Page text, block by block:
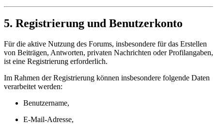
5. Registrierung und Benutzerkonto
Für die aktive Nutzung des Forums, insbesondere für das Erstellen
von Beiträgen, Antworten, privaten Nachrichten oder Profilangaben,
ist eine Registrierung erforderlich.
Im Rahmen der Registrierung können insbesondere folgende Daten
verarbeitet werden:
Benutzername,
E-Mail-Adresse,